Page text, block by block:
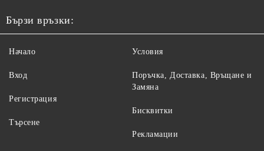
Бързи връзки:
Начало
Вход
Регистрация
Търсене
Условия
Поръчка, Доставка, Връщане и
Замяна
Бисквитки
Рекламации